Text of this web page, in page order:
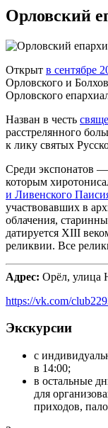
Орловский
Открыт в сентябре
Орловского и
Орловского
Назван в честь
расстрелянного
к лику святых
Среди экспонатов —
которым
и Ливенского
участвовавших в
облачения,
датируется XIII
реликвии. Все
Адрес: Орёл, улица
https://vk.com/
Экскурсии
с
в 14:00;
в остальные
для
приходов,